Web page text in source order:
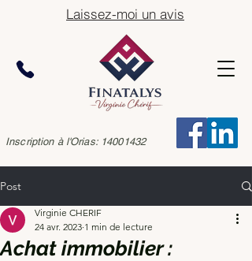
Inscription à l'Orias: 14001432
Laissez-moi un avis
Post
Achat immobilier :
Virginie CHERIF
24 avr. 2023 1 min de lecture